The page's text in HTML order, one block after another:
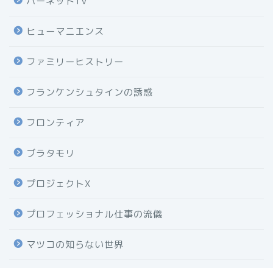
ヒューマニエンス
ファミリーヒストリー
フランケンシュタインの誘惑
フロンティア
ブラタモリ
プロジェクトX
プロフェッショナル仕事の流儀
マツコの知らない世界